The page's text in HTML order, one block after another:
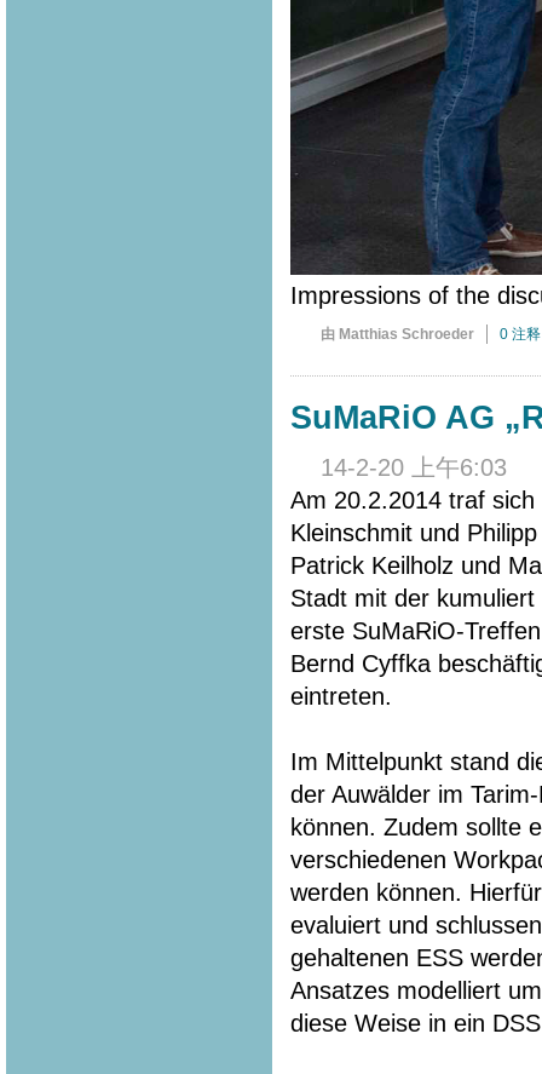
Impressions of the
由 Matthias Schroeder 0 注释
SuMaRiO AG
14-2-20 上午6:03
Am 20.2.2014 traf sich
Kleinschmit und
Patrick Keilholz und
Stadt mit der
erste SuMaRiO-
Bernd Cyffka
eintreten.
Im Mittelpunkt stand
der Auwälder im
können. Zudem sollte
verschiedenen
werden können.
evaluiert und
gehaltenen ESS
Ansatzes modelliert
diese Weise in ein